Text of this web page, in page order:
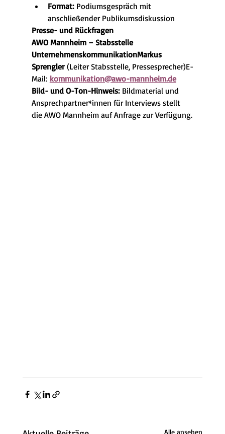
Format: Podiumsgespräch mit
anschließender Publikumsdiskussion
Presse- und Rückfragen
AWO Mannheim – Stabsstelle
UnternehmenskommunikationMarkus
Sprengler (Leiter Stabsstelle, Pressesprecher)E-
Mail: kommunikation@awo-mannheim.de
Bild- und O-Ton-Hinweis: Bildmaterial und
Ansprechpartner*innen für Interviews stellt
die AWO Mannheim auf Anfrage zur Verfügung.
Alle ansehen